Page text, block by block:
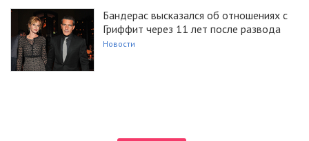
Бандерас высказался об отношениях с
Гриффит через 11 лет после развода
Новости